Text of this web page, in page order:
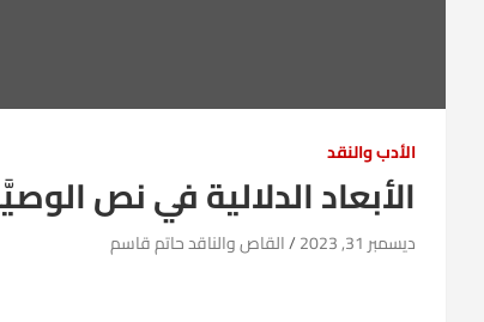
الأدب والنقد
الأبعاد الدلالية في نص
ديسمبر 31, 2023 القاص والناقد حاتم قاسم